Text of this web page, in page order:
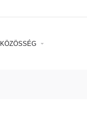
KÖZÖSSÉG